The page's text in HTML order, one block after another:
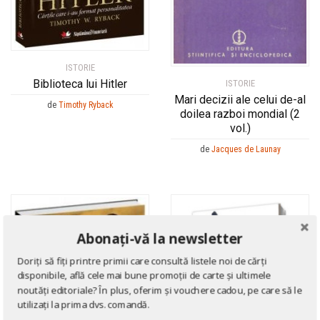
Gheorghe Musu
Giuliano Bonfante
Gordon Thomas
Guido A. Mansuelli
Guido Knopp
Gustave Le Bon
Heinrich Mann
Heinrich Schliemann
Helen Airy
Hendrik Van Loon
Hendrik Willem van Loon
ISTORIE
Biblioteca lui Hitler
de Timothy Ryback
ISTORIE
Mari decizii ale celui de-al
doilea razboi mondial (2
vol.)
de Jacques de Launay
Gheorghe Musu
Giuliano Bonfante
Gordon Thomas
Guido A. Mansuelli
Guido Knopp
Gustave Le Bon
Heinrich Mann
Heinrich Schliemann
Helen Airy
Hendrik Van Loon
Hendrik Willem van Loon
Abonați-vă la newsletter
Doriți să fiți printre primii care consultă listele noi de cărți
disponibile, află cele mai bune promoții de carte și ultimele
noutăți editoriale? În plus, oferim și vouchere cadou, pe care să le
utilizați la prima dvs. comandă.